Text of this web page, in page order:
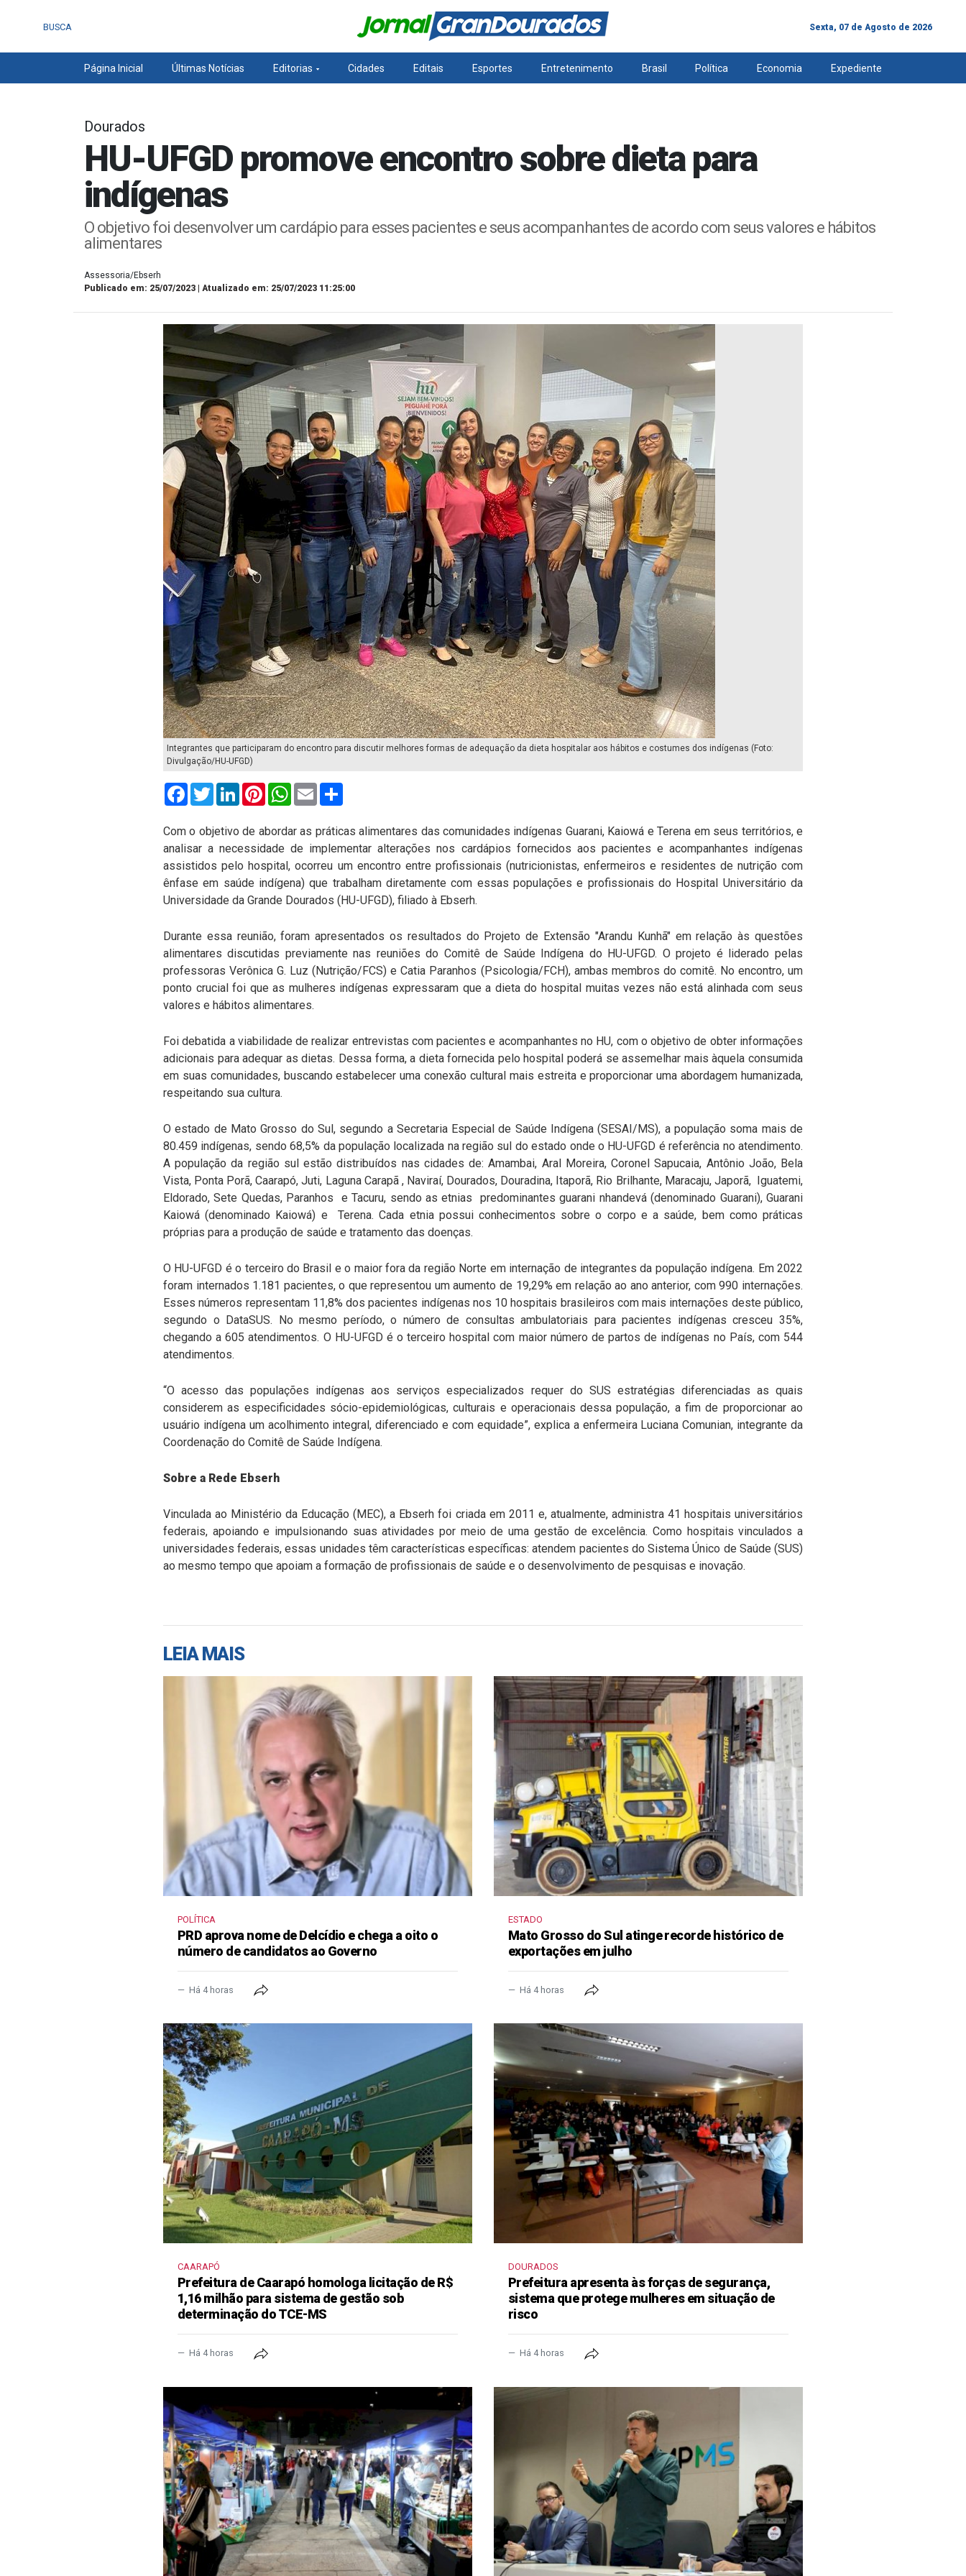
BUSCA Sexta, 07 de Agosto de 2026
Página Inicial Últimas Notícias Editorias Cidades Editais Esportes Entretenimento Brasil Política Economia Expediente
Dourados
HU-UFGD promove encontro sobre dieta para
indígenas
O objetivo foi desenvolver um cardápio para esses pacientes e seus acompanhantes de acordo com seus valores e hábitos
alimentares
Assessoria/Ebserh
Publicado em: 25/07/2023 | Atualizado em: 25/07/2023 11:25:00
Integrantes que participaram do encontro para discutir melhores formas de adequação da dieta hospitalar aos hábitos e costumes dos indígenas (Foto:
Divulgação/HU-UFGD)
FacebookTwitterLinkedInPinterestWhatsApp
Email
Com o objetivo de abordar as práticas alimentares das comunidades indígenas Guarani, Kaiowá e Terena em seus territórios, e
analisar a necessidade de implementar alterações nos cardápios fornecidos aos pacientes e acompanhantes indígenas
assistidos pelo hospital, ocorreu um encontro entre profissionais (nutricionistas, enfermeiros e residentes de nutrição com
ênfase em saúde indígena) que trabalham diretamente com essas populações e profissionais do Hospital Universitário da
Universidade da Grande Dourados (HU-UFGD), filiado à Ebserh.
Durante essa reunião, foram apresentados os resultados do Projeto de Extensão "Arandu Kunhã" em relação às questões
alimentares discutidas previamente nas reuniões do Comitê de Saúde Indígena do HU-UFGD. O projeto é liderado pelas
professoras Verônica G. Luz (Nutrição/FCS) e Catia Paranhos (Psicologia/FCH), ambas membros do comitê. No encontro, um
ponto crucial foi que as mulheres indígenas expressaram que a dieta do hospital muitas vezes não está alinhada com seus
valores e hábitos alimentares.
Foi debatida a viabilidade de realizar entrevistas com pacientes e acompanhantes no HU, com o objetivo de obter informações
adicionais para adequar as dietas. Dessa forma, a dieta fornecida pelo hospital poderá se assemelhar mais àquela consumida
em suas comunidades, buscando estabelecer uma conexão cultural mais estreita e proporcionar uma abordagem humanizada,
respeitando sua cultura.
O estado de Mato Grosso do Sul, segundo a Secretaria Especial de Saúde Indígena (SESAI/MS), a população soma mais de
80.459 indígenas, sendo 68,5% da população localizada na região sul do estado onde o HU-UFGD é referência no atendimento.
A população da região sul estão distribuídos nas cidades de: Amambai, Aral Moreira, Coronel Sapucaia, Antônio João, Bela
Vista, Ponta Porã, Caarapó, Juti, Laguna Carapã , Naviraí, Dourados, Douradina, Itaporã, Rio Brilhante, Maracaju, Japorã, Iguatemi,
Eldorado, Sete Quedas, Paranhos e Tacuru, sendo as etnias predominantes guarani nhandevá (denominado Guarani), Guarani
Kaiowá (denominado Kaiowá) e Terena. Cada etnia possui conhecimentos sobre o corpo e a saúde, bem como práticas
próprias para a produção de saúde e tratamento das doenças.
O HU-UFGD é o terceiro do Brasil e o maior fora da região Norte em internação de integrantes da população indígena. Em 2022
foram internados 1.181 pacientes, o que representou um aumento de 19,29% em relação ao ano anterior, com 990 internações.
Esses números representam 11,8% dos pacientes indígenas nos 10 hospitais brasileiros com mais internações deste público,
segundo o DataSUS. No mesmo período, o número de consultas ambulatoriais para pacientes indígenas cresceu 35%,
chegando a 605 atendimentos. O HU-UFGD é o terceiro hospital com maior número de partos de indígenas no País, com 544
atendimentos.
“O acesso das populações indígenas aos serviços especializados requer do SUS estratégias diferenciadas as quais
considerem as especificidades sócio-epidemiológicas, culturais e operacionais dessa população, a fim de proporcionar ao
usuário indígena um acolhimento integral, diferenciado e com equidade”, explica a enfermeira Luciana Comunian, integrante da
Coordenação do Comitê de Saúde Indígena.
Sobre a Rede Ebserh
Vinculada ao Ministério da Educação (MEC), a Ebserh foi criada em 2011 e, atualmente, administra 41 hospitais universitários
federais, apoiando e impulsionando suas atividades por meio de uma gestão de excelência. Como hospitais vinculados a
universidades federais, essas unidades têm características específicas: atendem pacientes do Sistema Único de Saúde (SUS)
ao mesmo tempo que apoiam a formação de profissionais de saúde e o desenvolvimento de pesquisas e inovação.
LEIA MAIS
POLÍTICA
PRD aprova nome de Delcídio e chega a oito o
número de candidatos ao Governo
Há 4 horas
ESTADO
Mato Grosso do Sul atinge recorde histórico de
exportações em julho
Há 4 horas
CAARAPÓ
Prefeitura de Caarapó homologa licitação de R$
1,16 milhão para sistema de gestão sob
determinação do TCE-MS
Há 4 horas
DOURADOS
Prefeitura apresenta às forças de segurança,
sistema que protege mulheres em situação de
risco
Há 4 horas